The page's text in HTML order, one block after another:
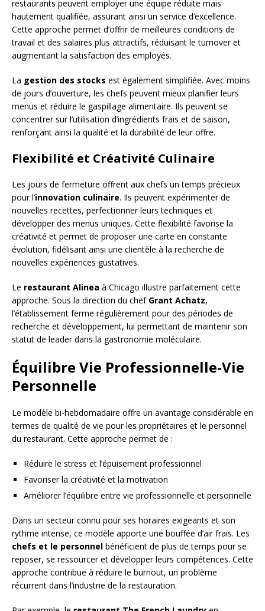
restaurants peuvent employer une équipe réduite mais
hautement qualifiée, assurant ainsi un service d’excellence.
Cette approche permet d’offrir de meilleures conditions de
travail et des salaires plus attractifs, réduisant le turnover et
augmentant la satisfaction des employés.
La gestion des stocks est également simplifiée. Avec moins
de jours d’ouverture, les chefs peuvent mieux planifier leurs
menus et réduire le gaspillage alimentaire. Ils peuvent se
concentrer sur l’utilisation d’ingrédients frais et de saison,
renforçant ainsi la qualité et la durabilité de leur offre.
Flexibilité et Créativité Culinaire
Les jours de fermeture offrent aux chefs un temps précieux
pour l’innovation culinaire. Ils peuvent expérimenter de
nouvelles recettes, perfectionner leurs techniques et
développer des menus uniques. Cette flexibilité favorise la
créativité et permet de proposer une carte en constante
évolution, fidélisant ainsi une clientèle à la recherche de
nouvelles expériences gustatives.
Le restaurant Alinea à Chicago illustre parfaitement cette
approche. Sous la direction du chef Grant Achatz,
l’établissement ferme régulièrement pour des périodes de
recherche et développement, lui permettant de maintenir son
statut de leader dans la gastronomie moléculaire.
Équilibre Vie Professionnelle-Vie
Personnelle
Le modèle bi-hebdomadaire offre un avantage considérable en
termes de qualité de vie pour les propriétaires et le personnel
du restaurant. Cette approche permet de :
Réduire le stress et l’épuisement professionnel
Favoriser la créativité et la motivation
Améliorer l’équilibre entre vie professionnelle et personnelle
Dans un secteur connu pour ses horaires exigeants et son
rythme intense, ce modèle apporte une bouffée d’air frais. Les
chefs et le personnel bénéficient de plus de temps pour se
reposer, se ressourcer et développer leurs compétences. Cette
approche contribue à réduire le burnout, un problème
récurrent dans l’industrie de la restauration.